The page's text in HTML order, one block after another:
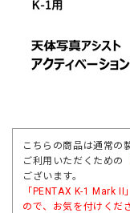
こちらの商品は通常の
ご利用いただくための
ございます。
「 PENTAX K-1 Mark II
ので、お気を付けくだ